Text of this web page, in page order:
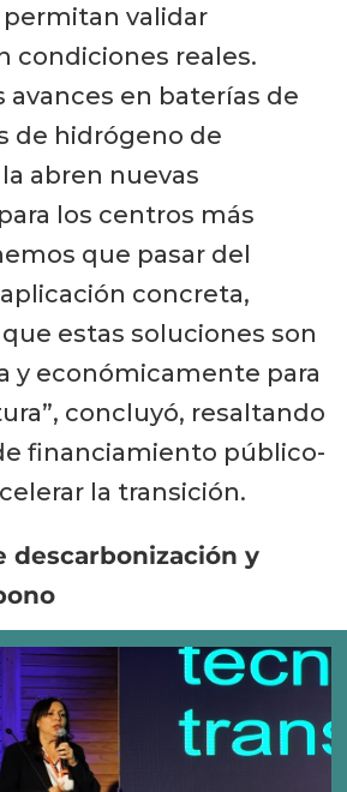
validar
condiciones reales.
avances en baterías de
de hidrógeno de
abren nuevas
los centros más
que pasar del
concreta,
estas soluciones son
y económicamente para
concluyó, resaltando
financiamiento público-
la transición.
descarbonización y